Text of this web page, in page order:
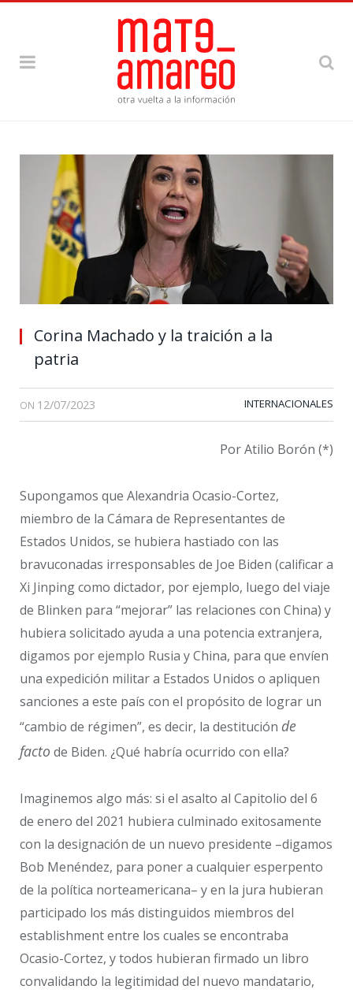
Corina Machado y la traición a la
patria
ON 12/07/2023 INTERNACIONALES
Por Atilio Borón (*)
Supongamos que Alexandria Ocasio-Cortez,
miembro de la Cámara de Representantes de
Estados Unidos, se hubiera hastiado con las
bravuconadas irresponsables de Joe Biden (calificar a
Xi Jinping como dictador, por ejemplo, luego del viaje
de Blinken para “mejorar” las relaciones con China) y
hubiera solicitado ayuda a una potencia extranjera,
digamos por ejemplo Rusia y China, para que envíen
una expedición militar a Estados Unidos o apliquen
sanciones a este país con el propósito de lograr un
“cambio de régimen”, es decir, la destitución de
facto de Biden. ¿Qué habría ocurrido con ella?
Imaginemos algo más: si el asalto al Capitolio del 6
de enero del 2021 hubiera culminado exitosamente
con la designación de un nuevo presidente –digamos
Bob Menéndez, para poner a cualquier esperpento
de la política norteamericana– y en la jura hubieran
participado los más distinguidos miembros del
establishment entre los cuales se encontraba
Ocasio-Cortez, y todos hubieran firmado un libro
convalidando la legitimidad del nuevo mandatario,